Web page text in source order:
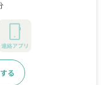
連絡アプリ
る